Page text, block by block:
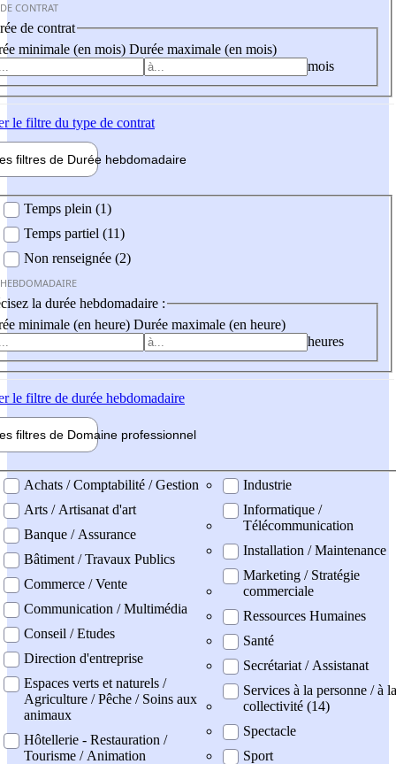
CONTRAT
de contrat
minimale (en mois) Durée maximale (en mois)
mois
le filtre du type de contrat
filtres de Durée hebdomadaire
Temps plein (1)
Temps partiel (11)
Non renseignée (2)
la durée hebdomadaire :
minimale (en heure) Durée maximale (en heure)
heures
le filtre de durée hebdomadaire
filtres de Domaine professionnel
professionel
Achats / Comptabilité / Gestion
Arts / Artisanat d'art
Banque / Assurance
Bâtiment / Travaux Publics
Commerce / Vente
Communication / Multimédia
Conseil / Etudes
Direction d'entreprise
Espaces verts et naturels /
Agriculture / Pêche / Soins aux
animaux
Hôtellerie - Restauration /
Tourisme / Animation
Industrie
Informatique /
Télécommunication
Installation / Maintenance
Marketing / Stratégie
commerciale
Ressources Humaines
Santé
Secrétariat / Assistanat
Services à la personne / à la
collectivité (14)
Spectacle
Sport